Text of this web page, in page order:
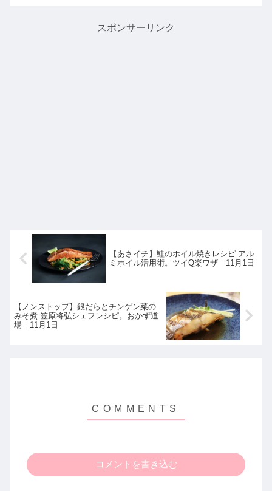
スポンサーリンク
【あさイチ】鮭のホイル焼きレシピ アル
ミホイル活用術。ツイQ楽ワザ｜11月1日
【ノンストップ】銀だらとチンゲン菜の
みそ煮 笠原将弘シェフレシピ。おかず道
場｜11月1日
コメントを書き込む